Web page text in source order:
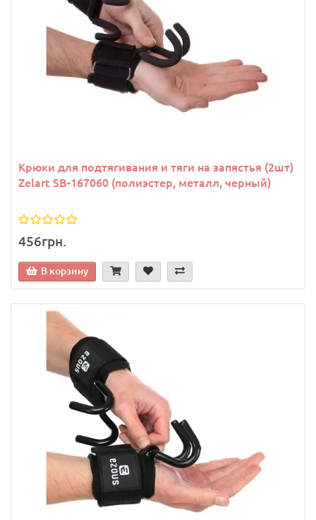
Крюки для подтягивания и тяги на запястья (2шт)
Zelart SB-167060 (полиэстер, металл, черный)
456грн.
В корзину